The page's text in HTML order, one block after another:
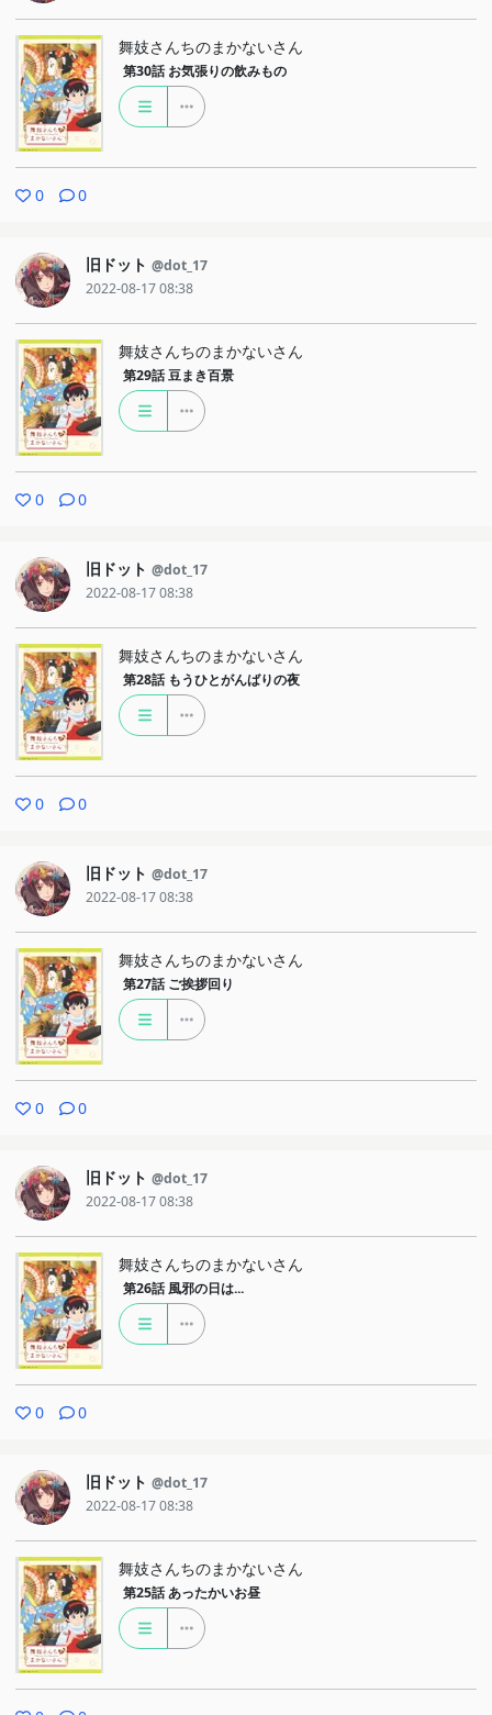
舞妓さんちのまかないさん
第30話 お気張りの飲みもの
0 0
旧ドット @dot_17
2022-08-17 08:38
舞妓さんちのまかないさん
第29話 豆まき百景
0 0
旧ドット @dot_17
2022-08-17 08:38
舞妓さんちのまかないさん
第28話 もうひとがんばりの夜
0 0
旧ドット @dot_17
2022-08-17 08:38
舞妓さんちのまかないさん
第27話 ご挨拶回り
0 0
旧ドット @dot_17
2022-08-17 08:38
舞妓さんちのまかないさん
第26話 風邪の日は...
0 0
旧ドット @dot_17
2022-08-17 08:38
舞妓さんちのまかないさん
第25話 あったかいお昼